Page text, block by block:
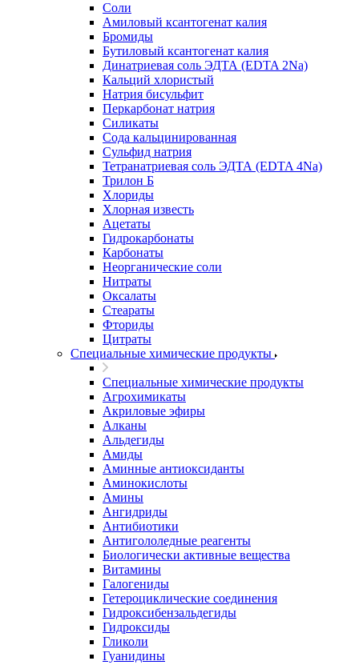
Соли
Амиловый ксантогенат калия
Бромиды
Бутиловый ксантогенат калия
Динатриевая соль ЭДТА (EDTA 2Na)
Кальций хлористый
Натрия бисульфит
Перкарбонат натрия
Силикаты
Сода кальцинированная
Сульфид натрия
Тетранатриевая соль ЭДТА (EDTA 4Na)
Трилон Б
Хлориды
Хлорная известь
Ацетаты
Гидрокарбонаты
Карбонаты
Неорганические соли
Нитраты
Оксалаты
Стеараты
Фториды
Цитраты
Специальные химические продукты
Специальные химические продукты
Агрохимикаты
Акриловые эфиры
Алканы
Альдегиды
Амиды
Аминные антиоксиданты
Аминокислоты
Амины
Ангидриды
Антибиотики
Антигололедные реагенты
Биологически активные вещества
Витамины
Галогениды
Гетероциклические соединения
Гидроксибензальдегиды
Гидроксиды
Гликоли
Гуанидины